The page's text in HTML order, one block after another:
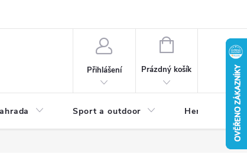
Přihlášení
NÁKUPNÍ
Prázdný košík
Sport a outdoor Herní zóna